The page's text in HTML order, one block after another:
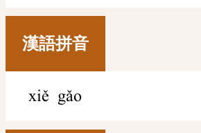
漢語拼音
xiě gǎo